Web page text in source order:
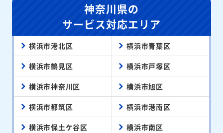
神奈川県の
サービス対応エリア
横浜市港北区 横浜市青葉区
横浜市鶴見区 横浜市戸塚区
横浜市神奈川区 横浜市旭区
横浜市都筑区 横浜市港南区
横浜市保土ケ谷区 横浜市南区